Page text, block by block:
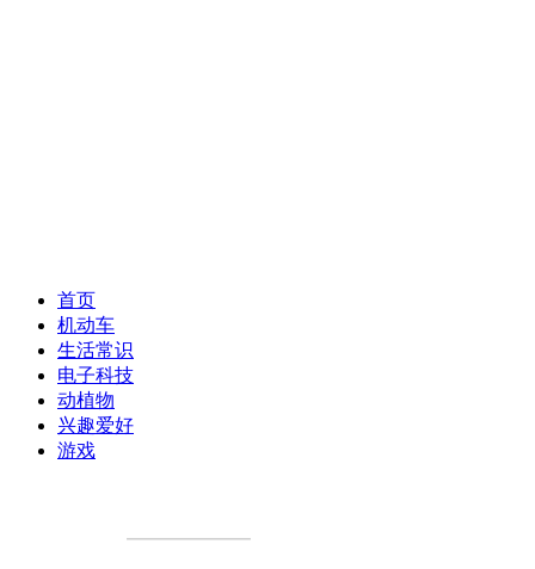
首页
机动车
生活常识
电子科技
动植物
兴趣爱好
游戏